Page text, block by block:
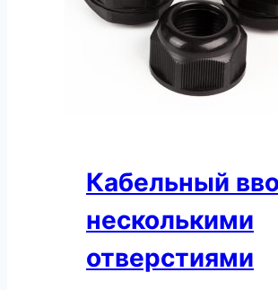
Кабельный
несколькими
отверстиями